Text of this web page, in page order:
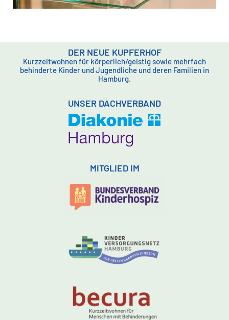
DER NEUE KUPFERHOF
Kurzzeitwohnen für körperlich/geistig sowie mehrfach
behinderte Kinder und Jugendliche und deren Familien in
Hamburg.
UNSER DACHVERBAND
MITGLIED IM